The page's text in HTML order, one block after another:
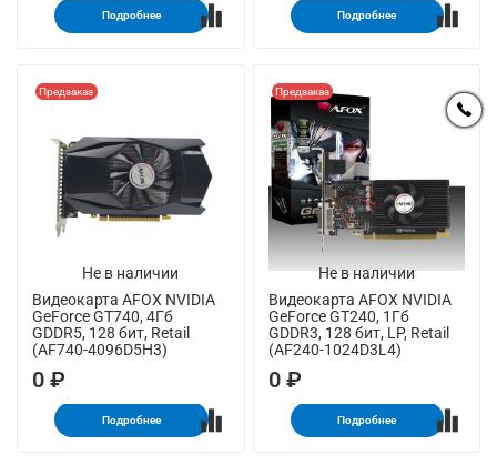
Подробнее Подробнее
Не в наличии
Предзаказ
Видеокарта AFOX NVIDIA
GeForce GT740, 4Гб
GDDR5, 128 бит, Retail
(AF740-4096D5H3)
0 ₽
Подробнее
Не в наличии
Предзаказ
Видеокарта AFOX NVIDIA
GeForce GT240, 1Гб
GDDR3, 128 бит, LP, Retail
(AF240-1024D3L4)
0 ₽
Подробнее